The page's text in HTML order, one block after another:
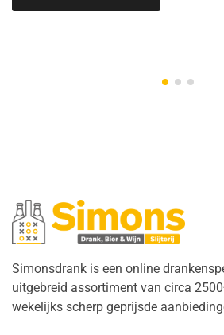
Simonsdrank is een online
uitgebreid assortiment van circa
wekelijks scherp geprijsde